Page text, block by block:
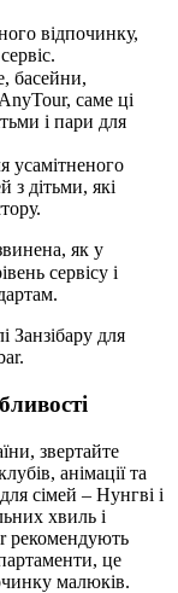
відпочинку,
басейни,
саме ці
і пари для
усамітненого
з дітьми, які
як у
сервісу і
Занзібару для
звертайте
анімації та
сімей – Нунгві і
хвиль і
рекомендують
це
малюків.